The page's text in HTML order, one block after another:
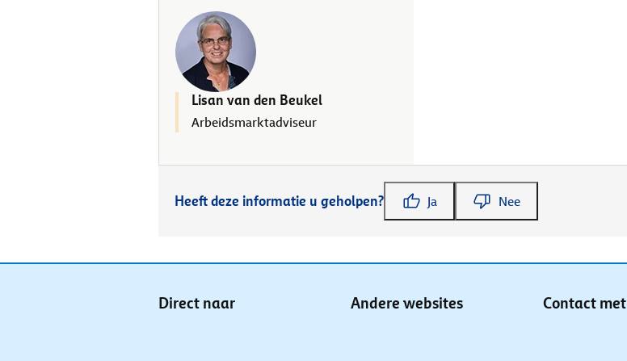
Lisan van den Beukel
Arbeidsmarktadviseur
Heeft deze informatie u geholpen? Ja Nee
Direct naar Andere websites Contact